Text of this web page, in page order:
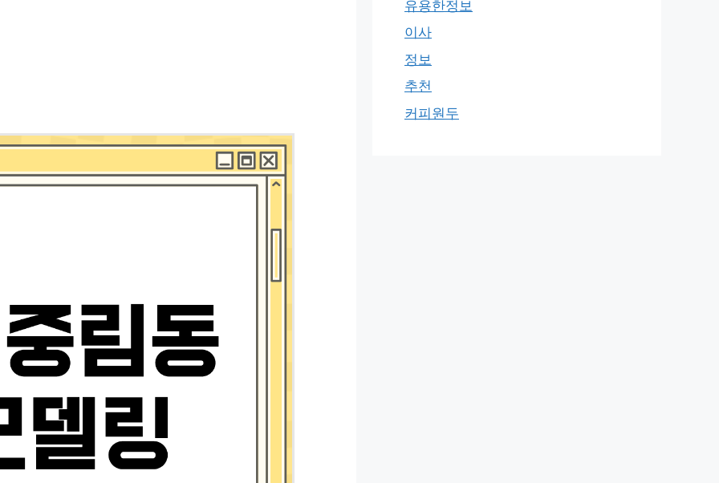
유용한정보
이사
정보
추천
커피원두